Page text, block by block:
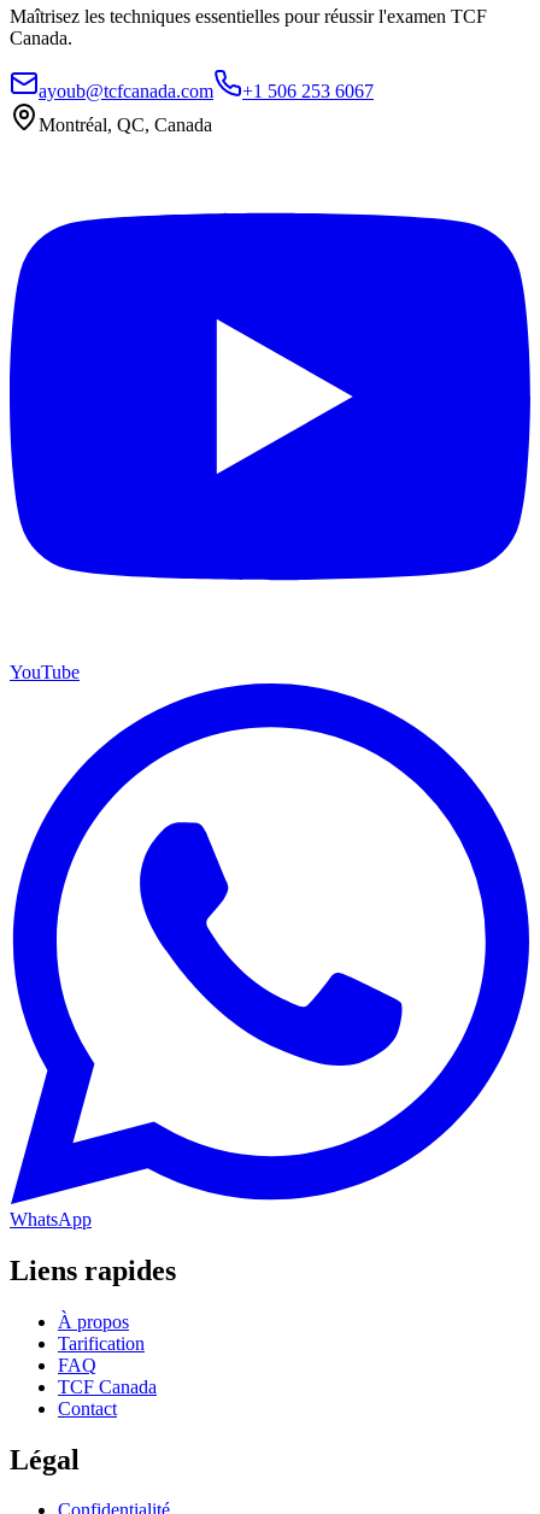
Maîtrisez les techniques essentielles pour réussir l'examen TCF
Canada.
ayoub@tcfcanada.com
+1 506 253 6067
Montréal, QC, Canada
YouTube
WhatsApp
Liens rapides
À propos
Tarification
FAQ
TCF Canada
Contact
Légal